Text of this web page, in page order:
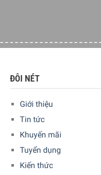
ĐÔI NÉT
Giới thiệu
Tin tức
Khuyến mãi
Tuyển dụng
Kiến thức